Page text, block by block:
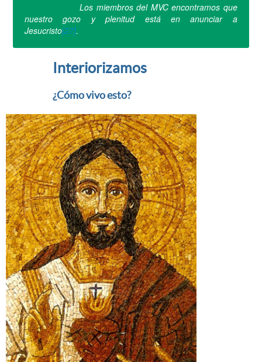
Los miembros del MVC encontramos que
nuestro gozo y plenitud está en anunciar a
Jesucristo[27].
Interiorizamos
¿Cómo vivo esto?